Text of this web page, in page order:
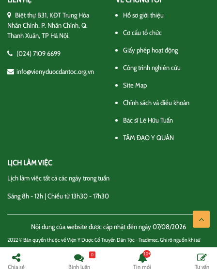
Biệt thự B31, KĐT Trung Hòa
Nhân Chính, P. Nhân Chính, Q.
Thanh Xuân, TP Hà Nội.
(024) 7109 6699
info@vienyduocdantoc.org.vn
Hồ sơ giới thiệu
Cơ cấu tổ chức
Giấy phép hoạt động
Công trình nghiên cứu
Site Map
Chính sách và điều khoản
Bác sĩ Lê Hữu Tuấn
TÂM ĐẠO Y QUÁN
LỊCH LÀM VIỆC
Lịch làm việc tất cả các ngày trong tuần
Sáng 8h - 12h | Chiều từ 13h30 - 17h30
Nội dung của website được cập nhật đến ngày 07/08/2026
2022 © Bản quyền thuộc về Viện Y Dược Cổ Truyền Dân Tộc - Tradimec. Ghi rõ nguồn khi sử
dụng thông tin
Chính sách và điều khoản
Chia sẻ Bình luận
0
Tin mới Tư vấn